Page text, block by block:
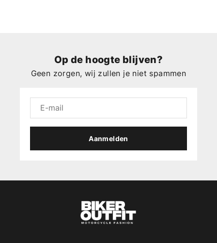
Op de hoogte blijven?
Geen zorgen, wij zullen je niet spammen
Aanmelden